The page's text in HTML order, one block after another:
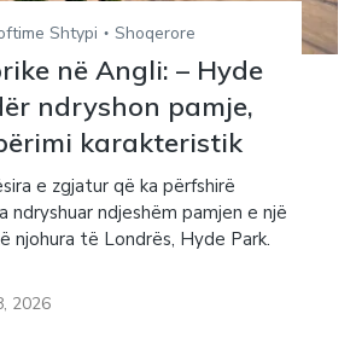
Shtypi Shoqerore
në Angli: – Hyde
ndryshon pamje,
karakteristik
e zgjatur që ka përfshirë
ndryshuar ndjeshëm pamjen e një
njohura të Londrës, Hyde Park.
2026